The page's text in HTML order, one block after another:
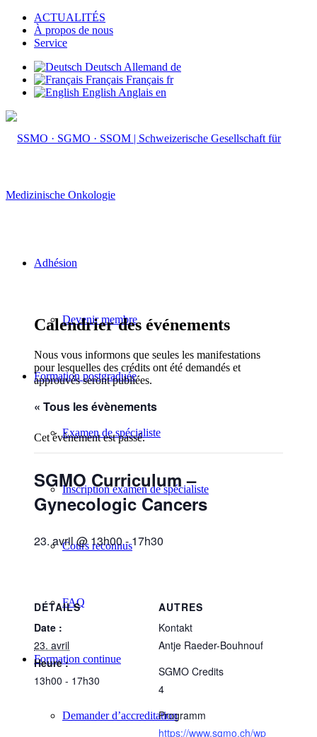
ACTUALITÉS
À propos de nous
Service
Deutsch Allemand de
Français Français fr
English Anglais en
Adhésion
Devenir membre
Formation postgraduée
Examen de spécialiste
Inscription examen de spécialiste
Cours reconnus
FAQ
Formation continue
Demander d’accreditation
Calendrier des événements
Nous vous informons que seules les manifestations
pour lesquelles des crédits ont été demandés et
approuvés seront publiées.
« Tous les évènements
Cet évènement est passé.
SGMO Curriculum –
Gynecologic Cancers
23. avril @ 13h00-17h30
DÉTAILS
Date :
23. avril
Heure :
13h00 - 17h30
AUTRES
Kontakt
Antje Raeder-Bouhnouf
SGMO Credits
4
Programm
https://www.sgmo.ch/wp